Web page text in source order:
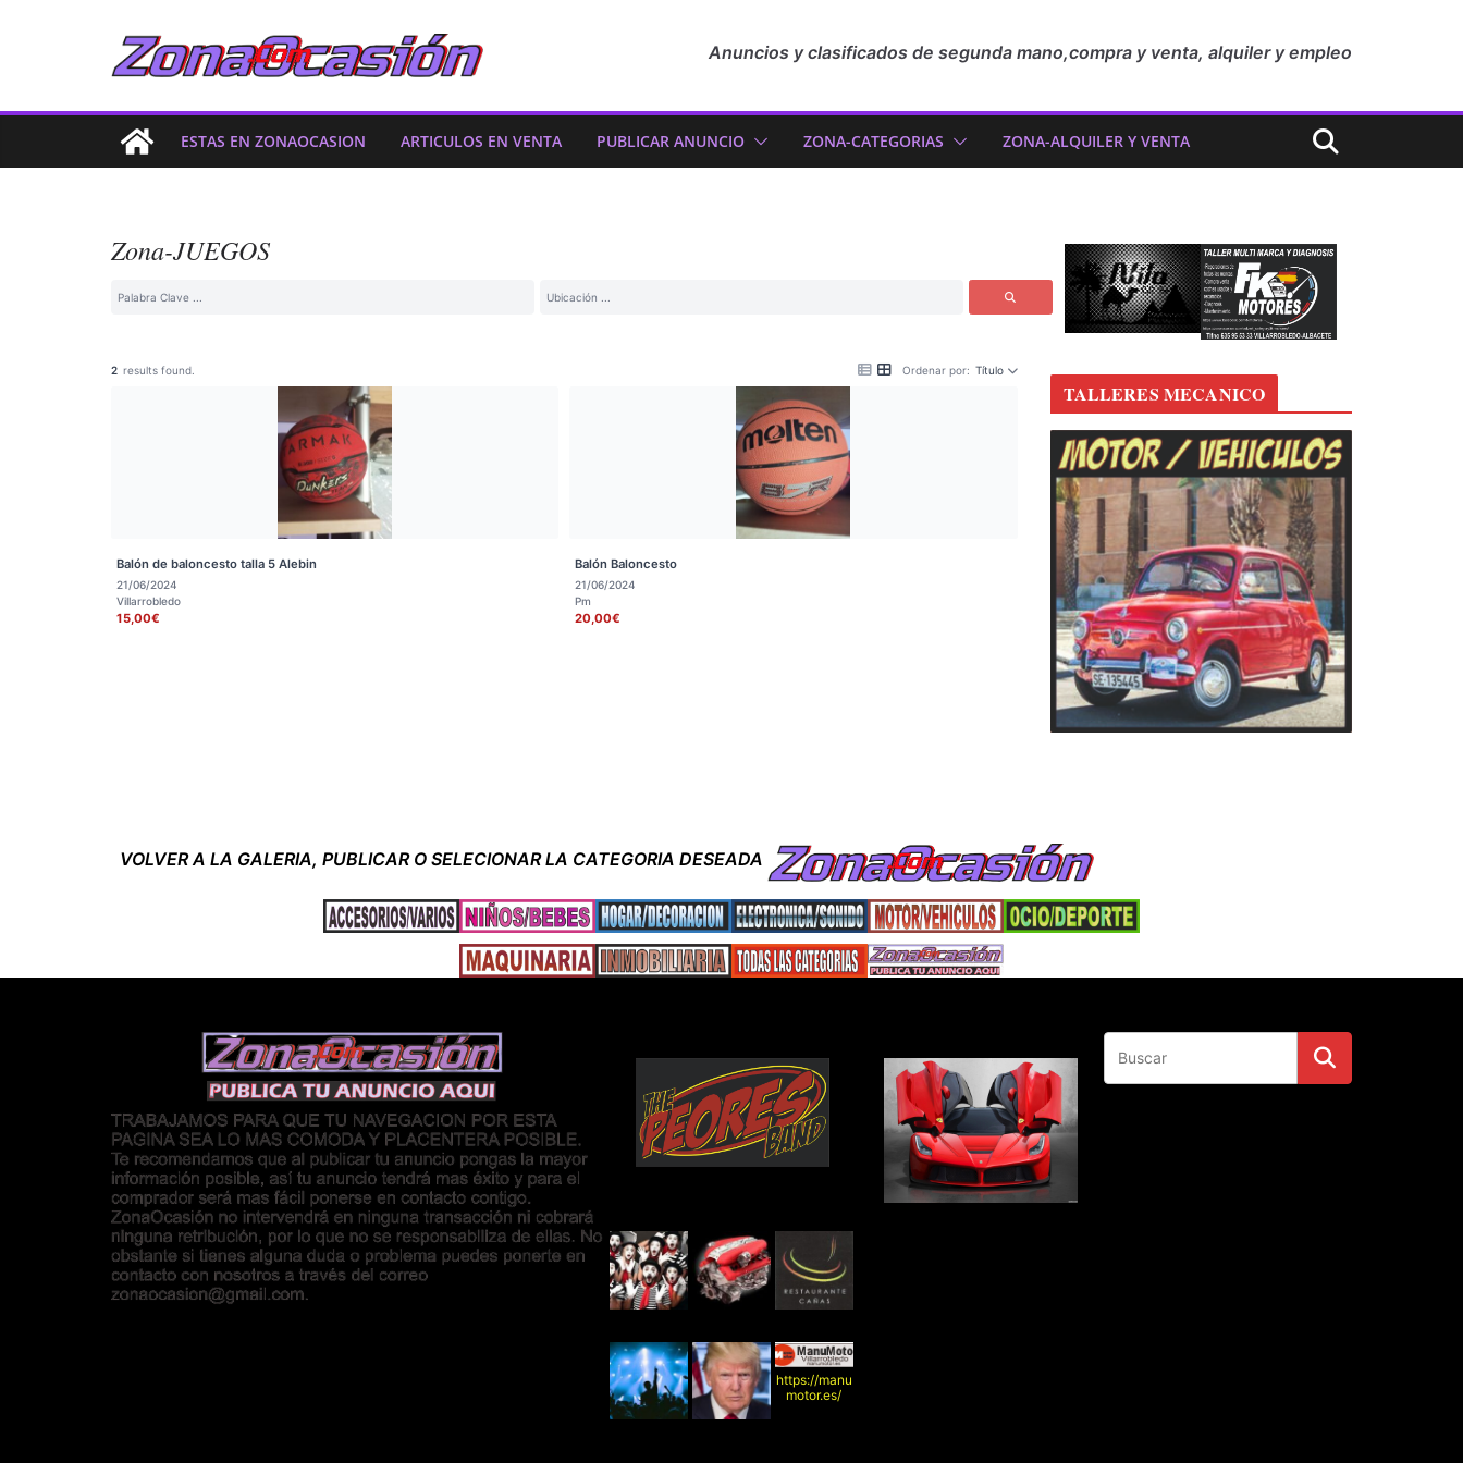
Anuncios y clasificados de segunda mano,compra y venta, alquiler y empleo
ESTAS EN ZONAOCASION ARTICULOS EN VENTA PUBLICAR ANUNCIO ZONA-CATEGORIAS ZONA-ALQUILER Y VENTA
Zona-JUEGOS
Ordenar por: Título
2 results found.
Balón de baloncesto talla 5 Alebin
21/06/2024
Villarrobledo
15,00€
Balón Baloncesto
21/06/2024
Pm
20,00€
TALLERES MECANICO
VOLVER A LA GALERIA, PUBLICAR O SELECIONAR LA CATEGORIA DESEADA
https://manu
motor.es/